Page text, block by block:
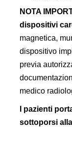
NOTA
dispositivi
magnetica,
dispositivo
previa
medico
I pazienti
sottoporsi